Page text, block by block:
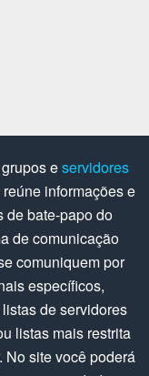
eservidores
informações e
de bate-papo do
de comunicação
comuniquem por
específicos,
de servidores
listas mais restrita
No site você poderá